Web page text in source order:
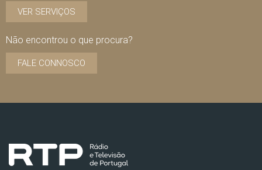
VER SERVIÇOS
Não encontrou o que procura?
FALE CONNOSCO